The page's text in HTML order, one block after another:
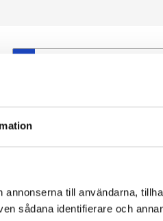
till användarna,
sådana identifierare och